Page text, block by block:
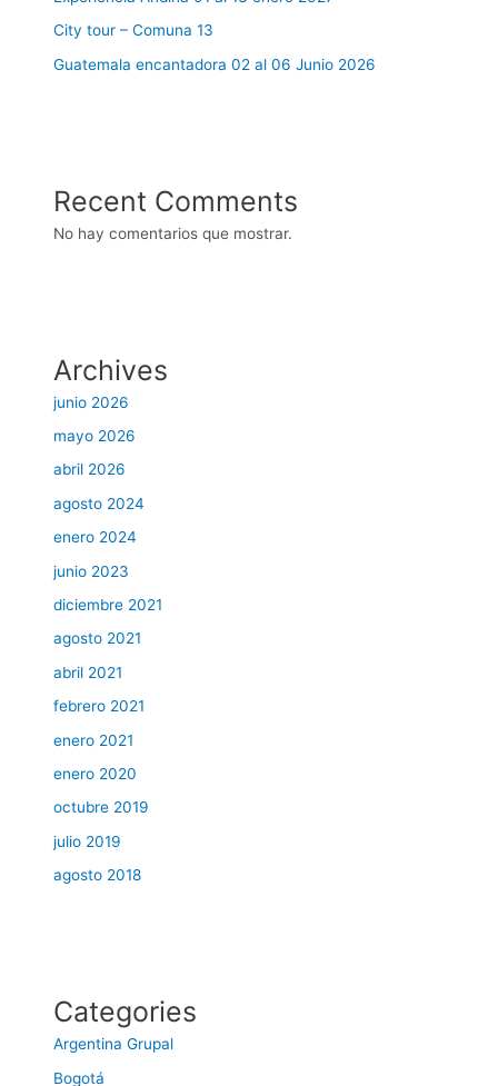
City tour – Comuna 13
Guatemala encantadora 02 al 06 Junio 2026
Recent Comments
No hay comentarios que mostrar.
Archives
junio 2026
mayo 2026
abril 2026
agosto 2024
enero 2024
junio 2023
diciembre 2021
agosto 2021
abril 2021
febrero 2021
enero 2021
enero 2020
octubre 2019
julio 2019
agosto 2018
Categories
Argentina Grupal
Bogotá